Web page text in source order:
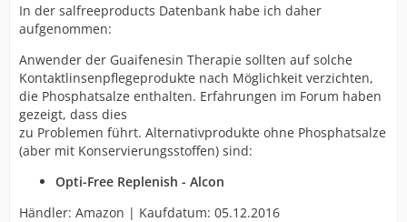
In der salfreeproducts Datenbank habe ich daher
aufgenommen:
Anwender der Guaifenesin Therapie sollten auf solche
Kontaktlinsenpflegeprodukte nach Möglichkeit verzichten,
die Phosphatsalze enthalten. Erfahrungen im Forum haben
gezeigt, dass dies
zu Problemen führt. Alternativprodukte ohne Phosphatsalze
(aber mit Konservierungsstoffen) sind:
Opti-Free Replenish - Alcon
Händler: Amazon | Kaufdatum: 05.12.2016